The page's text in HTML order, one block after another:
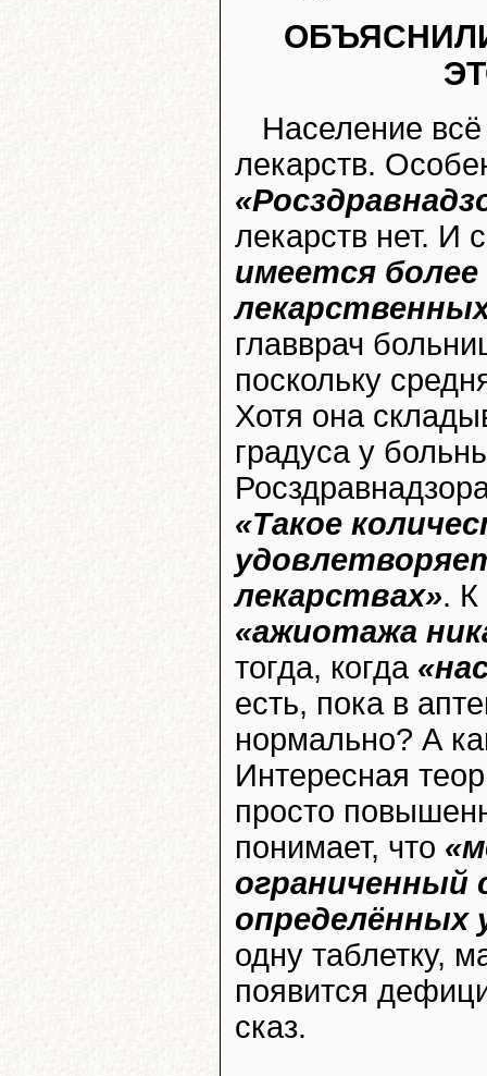
Население
лекарств.
лекарств нет. И
имеется более
главврач
поскольку
Хотя она
градуса у
«Такое
лекарствах». К
«ажиотажа
тогда, когда
есть, пока в
нормально? А
Интересная
просто
понимает, что
ограниченный
определённых
одну таблетку,
появится
сказ.